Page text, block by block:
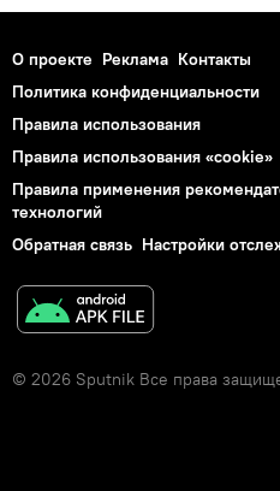
О проекте Реклама Контакты
Политика конфиденциальности
Правила использования
Правила использования «cookie»
Правила применения
технологий
Обратная связь Настройки
© 2026 Sputnik Все права